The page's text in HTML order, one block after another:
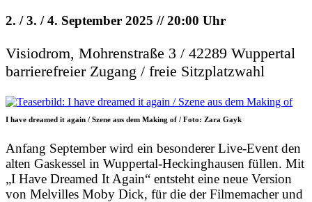
2. / 3. / 4. September 2025 // 20:00 Uhr
Visiodrom, Mohrenstraße 3 / 42289 Wuppertal
barrierefreier Zugang / freie Sitzplatzwahl
I have dreamed it again / Szene aus dem Making of / Foto: Zara Gayk
Anfang September wird ein besonderer Live-Event den
alten Gaskessel in Wuppertal-Heckinghausen füllen. Mit
„I Have Dreamed It Again“ entsteht eine neue Version
von Melvilles Moby Dick, für die der Filmemacher und